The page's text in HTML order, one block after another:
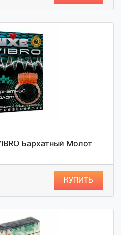
Бархатный Молот
КУПИТЬ